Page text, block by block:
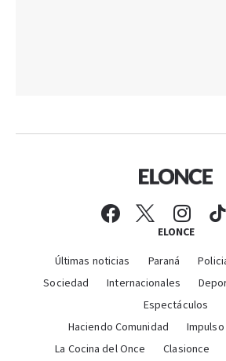
ELONCE
Últimas noticias Paraná
Sociedad
Internacionales
Espectáculos
Haciendo Comunidad
La Cocina del Once
Clasionce